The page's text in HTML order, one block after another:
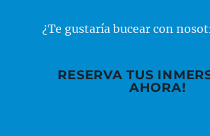
¿Te gustaría bucear con
RESERVA TUS
AHORA!